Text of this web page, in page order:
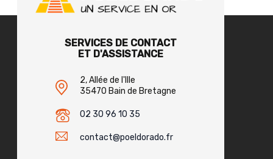
SERVICES DE CONTACT
ET D'ASSISTANCE
2, Allée de l'Ille
35470 Bain de Bretagne
02 30 96 10 35
contact@poeldorado.fr